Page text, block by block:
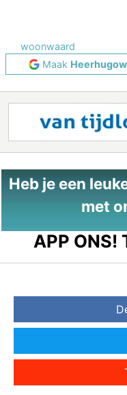
woonwaard
Maak
Heb je een
met
APP ONS!